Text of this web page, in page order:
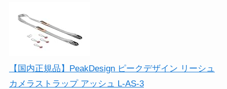
【国内正規品】PeakDesign ピークデザイン リーシュ
カメラストラップ アッシュ L-AS-3